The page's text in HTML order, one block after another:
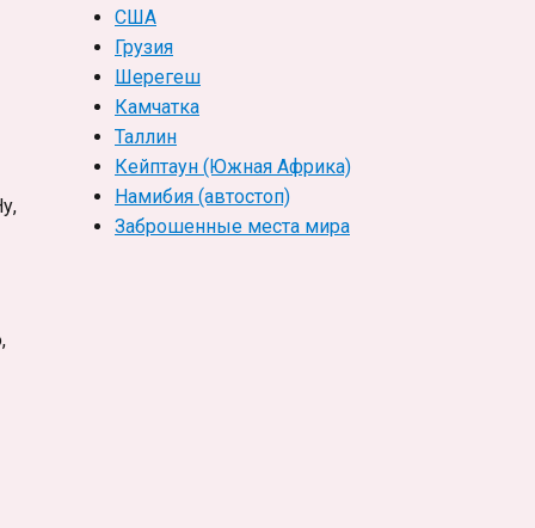
США
Грузия
Шерегеш
Камчатка
Таллин
Кейптаун (Южная Африка)
Намибия (автостоп)
Заброшенные места мира